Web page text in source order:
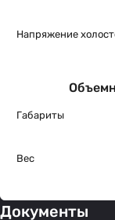
Напряжение
Габариты
Вес
Документы